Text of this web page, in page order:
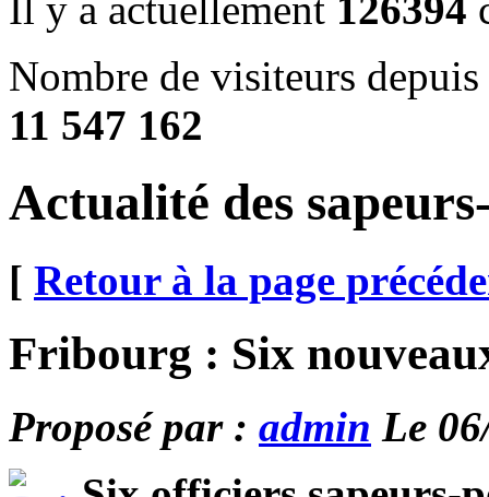
Nombre de visiteurs
11 547 162
Actualité des
[ Retour à la page
Fribourg : Six
Proposé par : admin Le